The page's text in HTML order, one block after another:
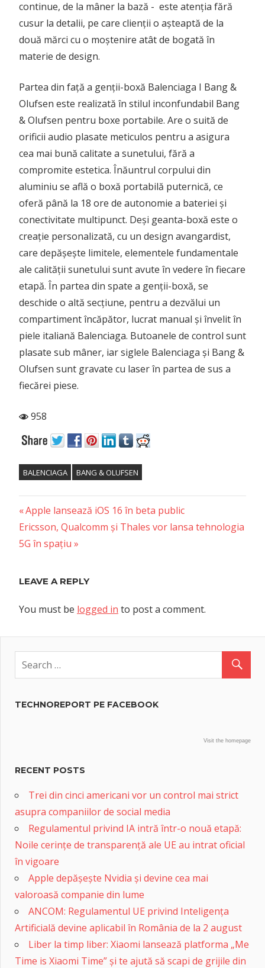
continue, de la mâner la bază - este atenția fără
cusur la detalii, pe care clienții o așteaptă de la
două mărci cu o moștenire atât de bogată în
materie de design.
Partea din față a genții-boxă Balenciaga I Bang &
Olufsen este realizată în stilul inconfundabil Bang
& Olufsen pentru boxe portabile. Are o suită de
orificii audio plasate meticulos pentru a asigura
cea mai bună calitate a sunetului, fără a
compromite estetica. Înăuntrul corpului din
aluminiu se află o boxă portabilă puternică, ce
oferă până la 18 ore de autonomie a bateriei și
conectivitate multipunct. Deși geanta-boxă este o
creație personalizată, cu un design avangardist,
care depășește limitele, elementele fundamentale
ale calității sunetului sunt avute în vedere în fiecare
etapă. În partea din spate a genții-boxă, se
deschide o altă secțiune, pentru a dezvălui un
compartiment încăpător, lucrat manual și învelit în
piele italiană Balenciaga. Butoanele de control sunt
plasate sub mâner, iar siglele Balenciaga și Bang &
Olufsen sunt gravate cu laser în partea de sus a
fiecărei piese.
958
BALENCIAGA BANG & OLUFSEN
Post
navigation
Previous
Post:
Apple lansează iOS 16 în beta public
Next
Post:
Ericsson, Qualcomm și Thales vor lansa tehnologia
5G în spațiu
LEAVE A REPLY
You must be logged in to post a comment.
TECHNOREPORT PE FACEBOOK
Visit the homepage
RECENT POSTS
Trei din cinci americani vor un control mai strict
asupra companiilor de social media
Regulamentul privind IA intră într-o nouă etapă:
Noile cerințe de transparență ale UE au intrat oficial
în vigoare
Apple depășește Nvidia și devine cea mai
valoroasă companie din lume
ANCOM: Regulamentul UE privind Inteligența
Artificială devine aplicabil în România de la 2 august
Liber la timp liber: Xiaomi lansează platforma „Me
Time is Xiaomi Time” și te ajută să scapi de grijile din